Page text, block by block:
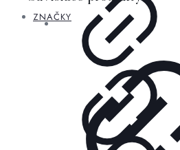
ZNAČKY